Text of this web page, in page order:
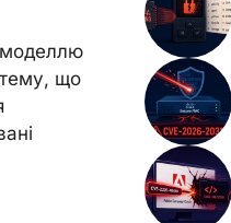
моделлю
що